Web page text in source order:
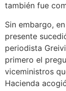
también fue
Sin embargo,
presente
periodista
primero el
viceministros
Hacienda